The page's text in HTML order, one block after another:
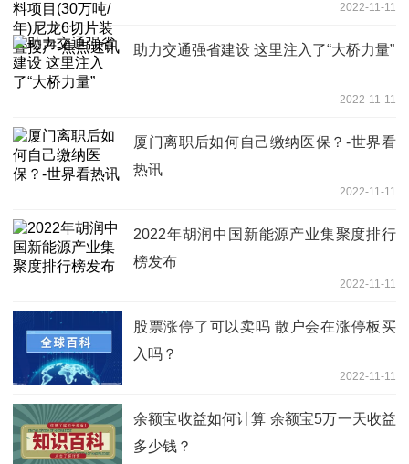
2022-11-11
助力交通强省建设 这里注入了“大桥力量”
2022-11-11
厦门离职后如何自己缴纳医保？-世界看
热讯
2022-11-11
2022年胡润中国新能源产业集聚度排行
榜发布
2022-11-11
股票涨停了可以卖吗 散户会在涨停板买
入吗？
2022-11-11
余额宝收益如何计算 余额宝5万一天收益
多少钱？